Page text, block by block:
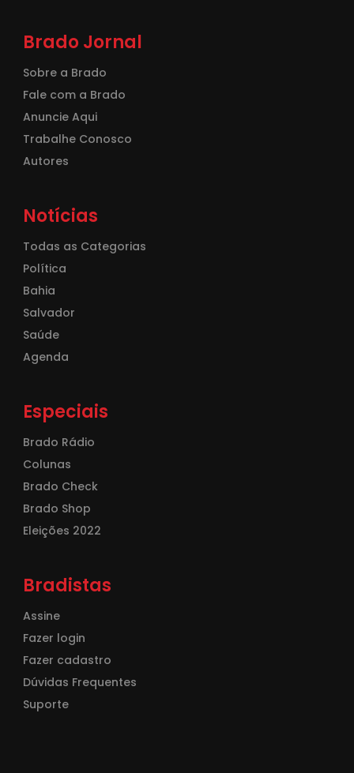
Brado Jornal
Sobre a Brado
Fale com a Brado
Anuncie Aqui
Trabalhe Conosco
Autores
Notícias
Todas as Categorias
Política
Bahia
Salvador
Saúde
Agenda
Especiais
Brado Rádio
Colunas
Brado Check
Brado Shop
Eleições 2022
Bradistas
Assine
Fazer login
Fazer cadastro
Dúvidas Frequentes
Suporte